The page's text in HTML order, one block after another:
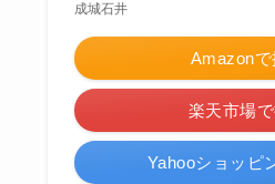
成城石井
Amazonで
楽天市場
Yahooショッピ